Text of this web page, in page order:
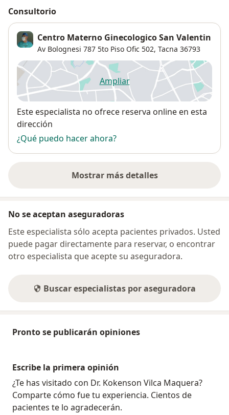
Consultorio
Centro Materno Ginecologico San Valentin
Av Bolognesi 787 5to Piso Ofic 502, Tacna 36793
Ampliarse abre en una nueva
Disponibilidad
Este especialista no ofrece reserva online en esta
dirección
¿Qué puedo hacer ahora?
Mostrar más detalles
sobre la dirección
No se aceptan aseguradoras
Este especialista sólo acepta pacientes privados. Usted
puede pagar directamente para reservar, o encontrar
otro especialista que acepte su aseguradora.
Buscar especialistas por aseguradora
Pronto se publicarán opiniones
Escribe la primera opinión
¿Te has visitado con Dr. Kokenson Vilca Maquera?
Comparte cómo fue tu experiencia. Cientos de
pacientes te lo agradecerán.